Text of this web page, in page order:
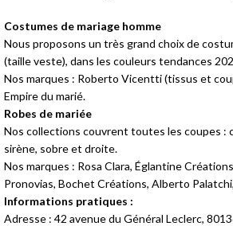
Costumes de mariage homme
Nous proposons un très grand choix de
(taille veste), dans les couleurs tendances
Nos marques : Roberto Vicentti (tissus et
Empire du marié.
Robes de mariée
Nos collections couvrent toutes les coupes :
sirène, sobre et droite.
Nos marques : Rosa Clara, Églantine
Pronovias, Bochet Créations, Alberto
Informations pratiques :
Adresse : 42 avenue du Général Leclerc,